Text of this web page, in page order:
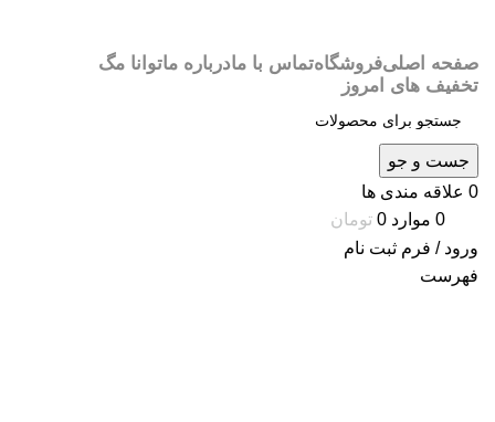
صفحه اصلیفروشگاهتماس با مادرباره ماتوانا مگ
تخفیف های امروز
جست و جو
0 علاقه مندی ها
0 موارد 0 تومان
ورود / فرم ثبت نام
فهرست